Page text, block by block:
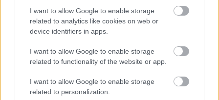
I want to allow Google to enable storage
related to analytics like cookies on web or
device identifiers in apps.
I want to allow Google to enable storage
related to functionality of the website or app.
I want to allow Google to enable storage
related to personalization.
συνεχίσουμε αυτές τις επενδύσεις και να
επεκτείνουμε τα αποδεδειγμένα επιτυχημένα
με την ανάπτυξη του Ντουμπάι ως παγκόσμιου
Ο ίδιος πρόσθεσε: